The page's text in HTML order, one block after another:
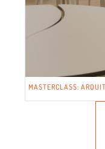
MASTERCLASS: